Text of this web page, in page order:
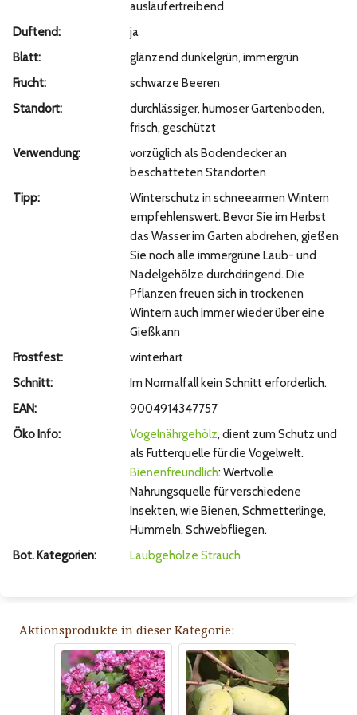
ausläufertreibend
Duftend:
ja
Blatt:
glänzend dunkelgrün, immergrün
Frucht:
schwarze Beeren
Standort:
durchlässiger, humoser Gartenboden,
frisch, geschützt
Verwendung:
vorzüglich als Bodendecker an
beschatteten Standorten
Tipp:
Winterschutz in schneearmen Wintern
empfehlenswert. Bevor Sie im Herbst
das Wasser im Garten abdrehen, gießen
Sie noch alle immergrüne Laub- und
Nadelgehölze durchdringend. Die
Pflanzen freuen sich in trockenen
Wintern auch immer wieder über eine
Gießkann
Frostfest:
winterhart
Schnitt:
Im Normalfall kein Schnitt erforderlich.
EAN:
9004914347757
Öko Info:
Vogelnährgehölz, dient zum Schutz und
als Futterquelle für die Vogelwelt.
Bienenfreundlich: Wertvolle
Nahrungsquelle für verschiedene
Insekten, wie Bienen, Schmetterlinge,
Hummeln, Schwebfliegen.
Bot. Kategorien:
Laubgehölze Strauch
Aktionsprodukte in dieser Kategorie: